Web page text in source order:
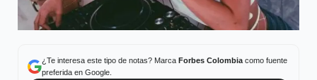
¿Te interesa este tipo de notas? Marca Forbes Colombiacomo fuente
preferida en Google.